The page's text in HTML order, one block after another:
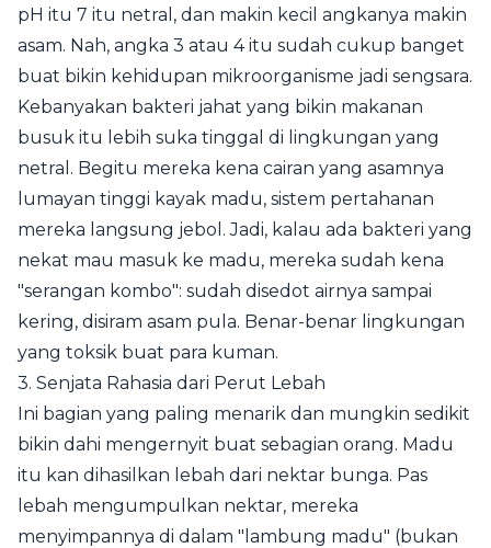
pH itu 7 itu netral, dan makin kecil angkanya makin
asam. Nah, angka 3 atau 4 itu sudah cukup banget
buat bikin kehidupan mikroorganisme jadi sengsara.
Kebanyakan bakteri jahat yang bikin makanan
busuk itu lebih suka tinggal di lingkungan yang
netral. Begitu mereka kena cairan yang asamnya
lumayan tinggi kayak madu, sistem pertahanan
mereka langsung jebol. Jadi, kalau ada bakteri yang
nekat mau masuk ke madu, mereka sudah kena
"serangan kombo": sudah disedot airnya sampai
kering, disiram asam pula. Benar-benar lingkungan
yang toksik buat para kuman.
3. Senjata Rahasia dari Perut Lebah
Ini bagian yang paling menarik dan mungkin sedikit
bikin dahi mengernyit buat sebagian orang. Madu
itu kan dihasilkan lebah dari nektar bunga. Pas
lebah mengumpulkan nektar, mereka
menyimpannya di dalam "lambung madu" (bukan